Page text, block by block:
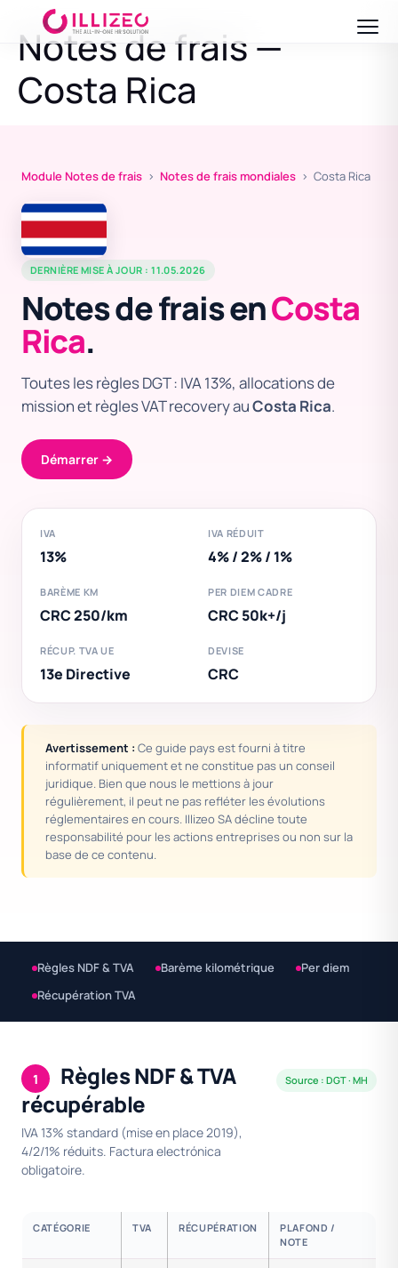
Notes de frais —
Costa Rica
Module Notes de frais › Notes de frais mondiales › Costa Rica
DERNIÈRE MISE À JOUR : 11.05.2026
Notes de frais enCosta
Rica.
Toutes les règles DGT : IVA 13%, allocations de
mission et règles VAT recovery auCosta Rica.
Démarrer →
IVA
13%
IVA RÉDUIT
4% / 2% / 1%
BARÈME KM
CRC 250/km
PER DIEM CADRE
CRC 50k+/j
RÉCUP. TVA UE
13e Directive
DEVISE
CRC
Avertissement : Ce guide pays est fourni à titre
informatif uniquement et ne constitue pas un conseil
juridique. Bien que nous le mettions à jour
régulièrement, il peut ne pas refléter les évolutions
réglementaires en cours. Illizeo SA décline toute
responsabilité pour les actions entreprises ou non sur la
base de ce contenu.
Règles NDF & TVA Barème kilométrique
Per diem
Récupération TVA
1
Règles NDF & TVA
récupérable
IVA 13% standard (mise en place 2019),
4/2/1% réduits. Factura electrónica
obligatoire.
Source : DGT · MH
CATÉGORIE TVA RÉCUPÉRATION
PLAFOND /
NOTE